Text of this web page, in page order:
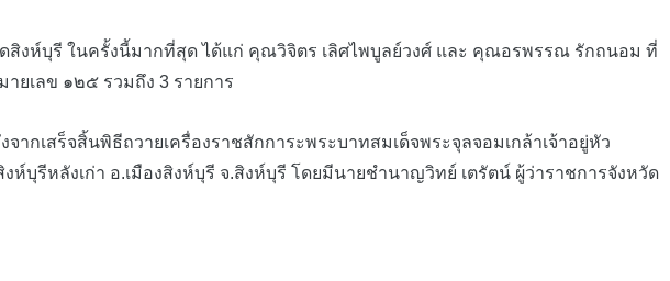
ห์บุรี ในครั้งนี้มากที่สุด ได้แก่ คุณวิจิตร เลิศไพบูลย์วงศ์ และ คุณอรพรรณ รักถนอม ที่
ยเลข ๑๒๕ รวมถึง 3 รายการ
สร็จสิ้นพิธีถวายเครื่องราชสักการะพระบาทสมเด็จพระจุลจอมเกล้าเจ้าอยู่หัว
บุรีหลังเก่า อ.เมืองสิงห์บุรี จ.สิงห์บุรี โดยมีนายชำนาญวิทย์ เตรัตน์ ผู้ว่าราชการจังหวัด